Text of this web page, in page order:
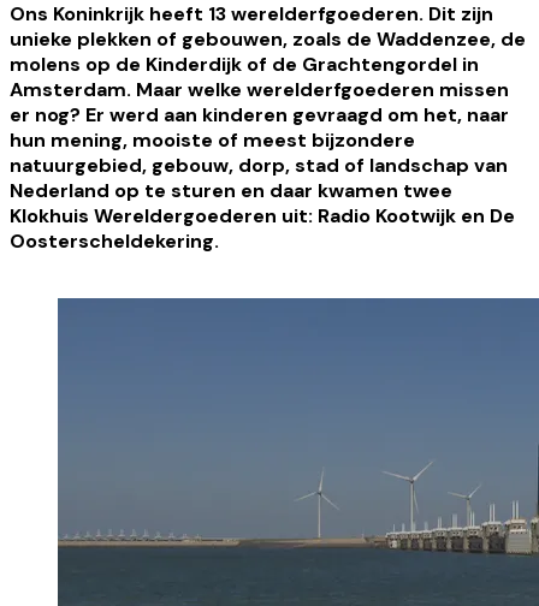
Ons Koninkrijk heeft 13 werelderfgoederen. Dit zijn
unieke plekken of gebouwen, zoals de Waddenzee, de
molens op de Kinderdijk of de Grachtengordel in
Amsterdam. Maar welke werelderfgoederen missen
er nog? Er werd aan kinderen gevraagd om het, naar
hun mening, mooiste of meest bijzondere
natuurgebied, gebouw, dorp, stad of landschap van
Nederland op te sturen en daar kwamen twee
Klokhuis Wereldergoederen uit: Radio Kootwijk en De
Oosterscheldekering.